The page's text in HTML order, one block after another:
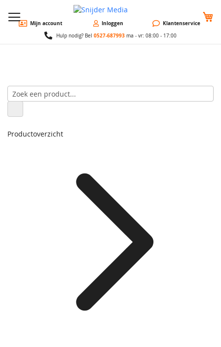
Mijn account Inloggen Klantenservice
Hulp nodig? Bel 0527-687993 ma - vr: 08:00 - 17:00
Productoverzicht